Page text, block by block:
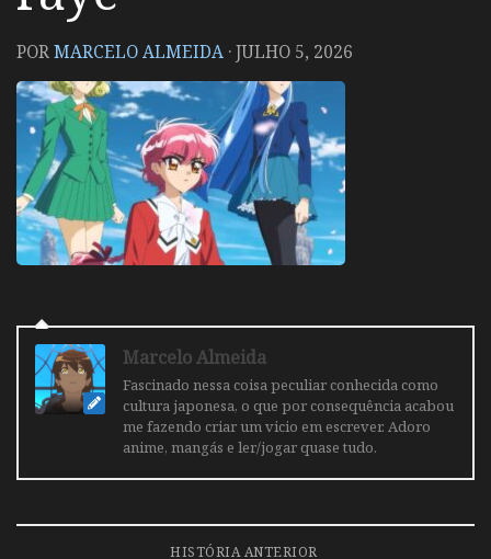
PORMARCELO ALMEIDA ·JULHO 5, 2026
Marcelo Almeida
Fascinado nessa coisa peculiar conhecida como
cultura japonesa, o que por consequência acabou
me fazendo criar um vicio em escrever. Adoro
anime, mangás e ler/jogar quase tudo.
HISTÓRIA ANTERIOR